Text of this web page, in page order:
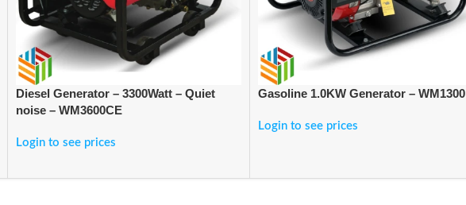
Diesel Generator – 3300Watt – Quiet
noise – WM3600CE
Login to see prices
Gasoline 1.0KW Generator – WM1300
Login to see prices